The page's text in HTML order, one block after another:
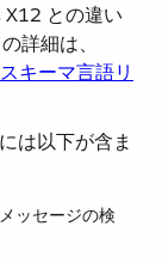
との違い
詳細は、​
スキーマ言語リ
は以下が含ま
ッセージの検